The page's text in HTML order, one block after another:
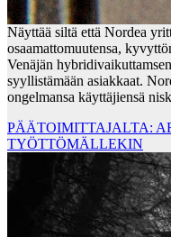
Näyttää siltä että Nordea
osaamattomuutensa,
Venäjän
syyllistämään asiakkaat.
ongelmansa käyttäjiensä
PÄÄTOIMITTAJALTA:
TYÖTTÖMÄLLEKIN